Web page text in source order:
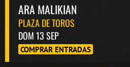
ARA MALIKIAN
PLAZA DE TOROS
DOM 13 SEP
COMPRAR ENTRADAS